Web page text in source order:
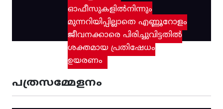
ഓഫീസുകളിൽനിന്നും
മുന്നറിയിപ്പില്ലാതെ എണ്ണൂറോളം
ജീവനക്കാരെ പിരിച്ചുവിട്ടതിൽ‌
ശക്തമായ പ്രതിഷേധം
ഉയരണം
പത്രസമ്മേളനം